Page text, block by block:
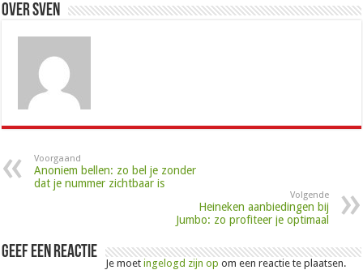
Over Sven
Voorgaand
Anoniem bellen: zo bel je zonder
dat je nummer zichtbaar is
Volgende
Heineken aanbiedingen bij
Jumbo: zo profiteer je optimaal
Geef een reactie
Je moetingelogd zijn op om een reactie te plaatsen.